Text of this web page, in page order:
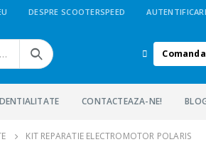
DESPRE SCOOTERSPEED
Toate Categoriile
CONTACTEAZA-NE!
KIT REPARATIE ELECTROMOTOR POLARIS